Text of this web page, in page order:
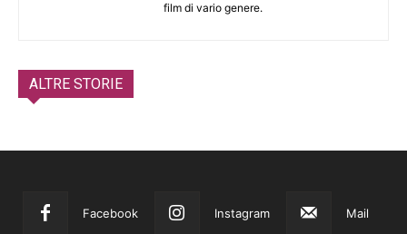
film di vario genere.
ALTRE STORIE
Facebook Instagram Mail